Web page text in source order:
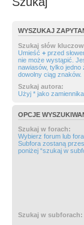
WYSZUKAJ
Szukaj słów
Umieść + przed
nie może wystąpić.
nawiasów, tylko jedno
dowolny ciąg znaków.
Szukaj autora:
Użyj * jako
OPCJE
Szukaj w forach:
Wybierz forum lub
Subfora zostaną
poniżej “szukaj w
Szukaj w subforach: